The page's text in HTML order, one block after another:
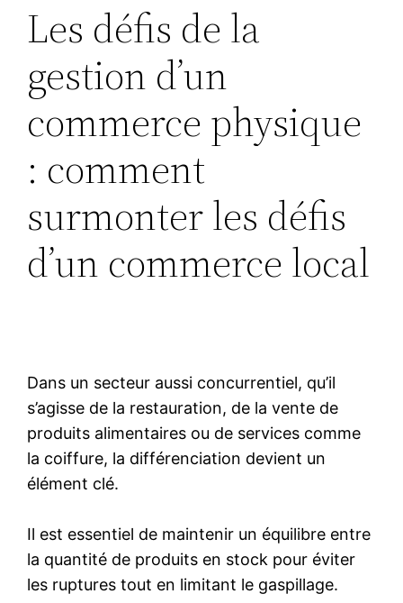
Les défis de la
gestion d’un
commerce physique
: comment
surmonter les défis
d’un commerce local
Dans un secteur aussi concurrentiel, qu’il
s’agisse de la restauration, de la vente de
produits alimentaires ou de services comme
la coiffure, la différenciation devient un
élément clé.
Il est essentiel de maintenir un équilibre entre
la quantité de produits en stock pour éviter
les ruptures tout en limitant le gaspillage.